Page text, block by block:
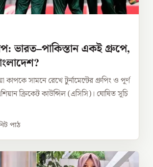
ভারত–পাকিস্তান একই গ্রুপে,
কাপকে সামনে রেখে টুর্নামেন্টের গ্রুপিং ও পূর্ণ
ক্রিকেট কাউন্সিল (এসিসি)। ঘোষিত সূচি
পাঠ